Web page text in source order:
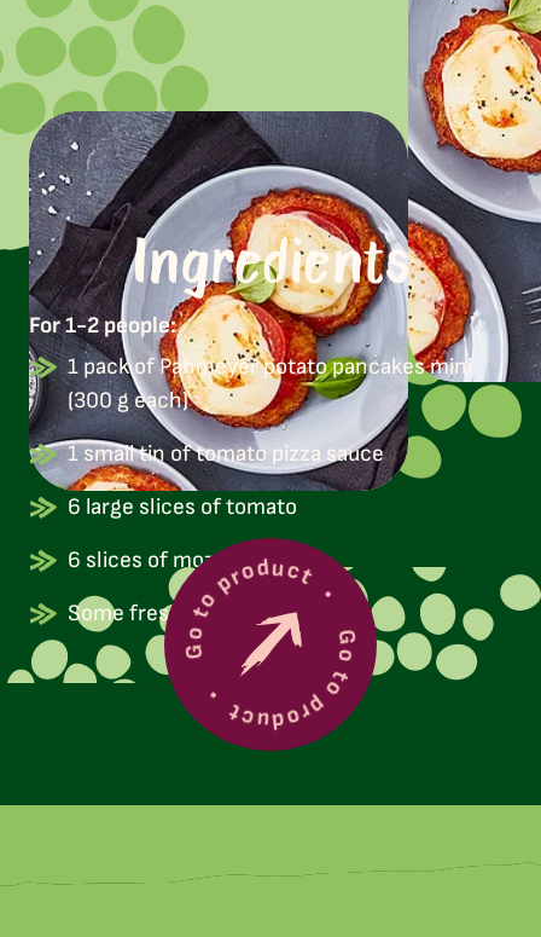
Ingredients
For 1-2 people:
1 pack of Pahmeyer potato pancakes mini
(300 g each)
1 small tin of tomato pizza sauce
6 large slices of tomato
6 slices of mozzarella
Some fresh basilGo to product
Go to product